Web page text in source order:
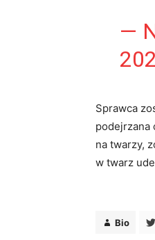
—
Sprawca
podejrzana
na twarzy,
w twarz
Bio